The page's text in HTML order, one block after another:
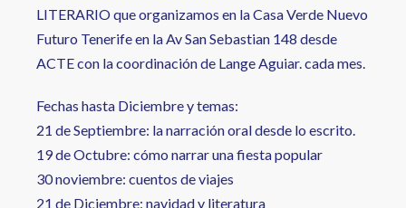
LITERARIO que organizamos en la Casa Verde Nuevo
Futuro Tenerife en la Av San Sebastian 148 desde
ACTE con la coordinación de Lange Aguiar. cada mes.
Fechas hasta Diciembre y temas:
21 de Septiembre: la narración oral desde lo escrito.
19 de Octubre: cómo narrar una fiesta popular
30 noviembre: cuentos de viajes
21 de Diciembre: navidad y literatura